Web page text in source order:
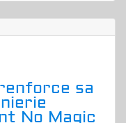
sa
No Magic